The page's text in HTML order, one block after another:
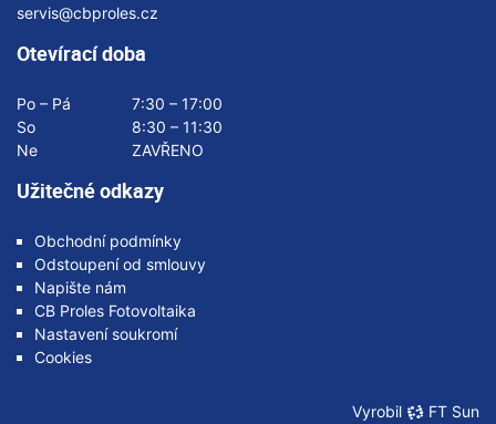
servis@cbproles.cz
Otevírací doba
Po – Pá
7:30 – 17:00
So
8:30 – 11:30
Ne
ZAVŘENO
Užitečné odkazy
Obchodní podmínky
Odstoupení od smlouvy
Napište nám
CB Proles Fotovoltaika
Nastavení soukromí
Cookies
Vyrobil FT Sun